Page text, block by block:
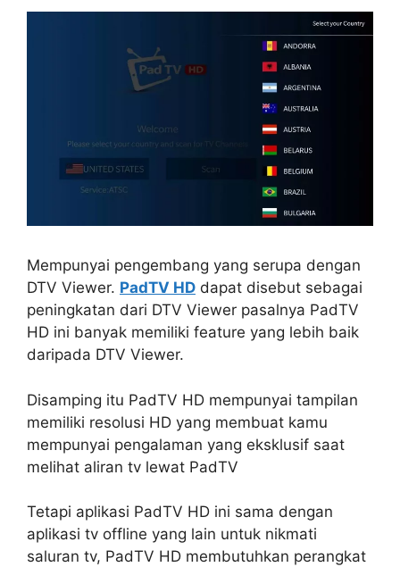
Mempunyai pengembang yang serupa dengan
DTV Viewer. PadTV HD dapat disebut sebagai
peningkatan dari DTV Viewer pasalnya PadTV
HD ini banyak memiliki feature yang lebih baik
daripada DTV Viewer.
Disamping itu PadTV HD mempunyai tampilan
memiliki resolusi HD yang membuat kamu
mempunyai pengalaman yang eksklusif saat
melihat aliran tv lewat PadTV
Tetapi aplikasi PadTV HD ini sama dengan
aplikasi tv offline yang lain untuk nikmati
saluran tv, PadTV HD membutuhkan perangkat